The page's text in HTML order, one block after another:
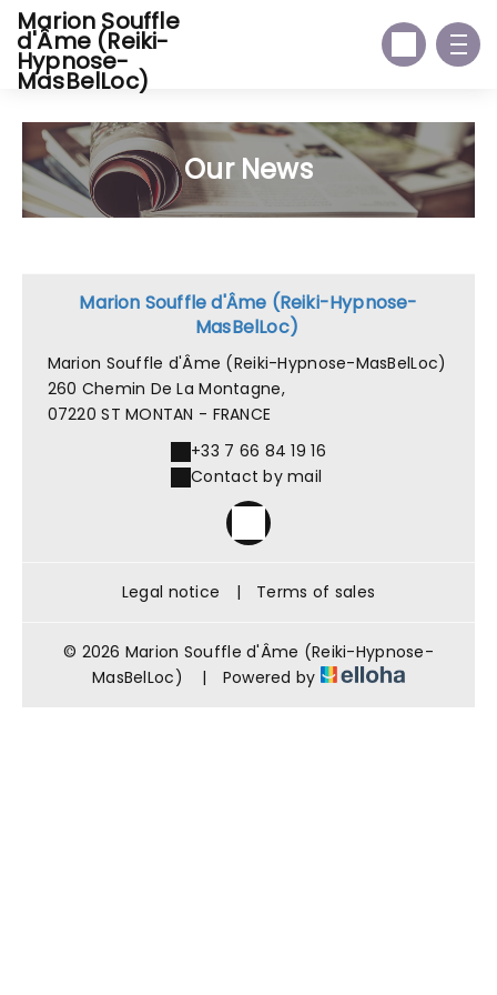
Marion Souffle
d'Âme (Reiki-
Hypnose-
MasBelLoc)
Our News
Marion Souffle d'Âme (Reiki-Hypnose-
MasBelLoc)
Marion Souffle d'Âme (Reiki-Hypnose-MasBelLoc)
260 Chemin De La Montagne,
07220 ST MONTAN - FRANCE
+33 7 66 84 19 16
Contact by mail
Legal notice | Terms of sales
© 2026 Marion Souffle d'Âme (Reiki-Hypnose-
MasBelLoc)
| Powered by